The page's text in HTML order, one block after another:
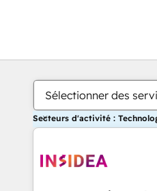
Sélectionner des
Secteurs d'activité :